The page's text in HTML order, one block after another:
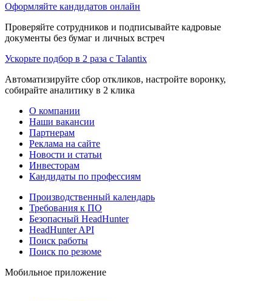
Оформляйте кандидатов онлайн
Проверяйте сотрудников и подписывайте кадровые
документы без бумаг и личных встреч
Ускорьте подбор в 2 раза с Talantix
Автоматизируйте сбор откликов, настройте воронку,
собирайте аналитику в 2 клика
О компании
Наши вакансии
Партнерам
Реклама на сайте
Новости и статьи
Инвесторам
Кандидаты по профессиям
Производственный календарь
Требования к ПО
Безопасный HeadHunter
HeadHunter API
Поиск работы
Поиск по резюме
Мобильное приложение